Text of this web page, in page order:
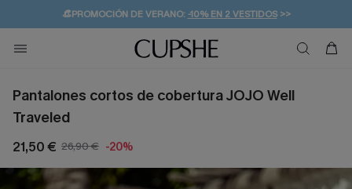
👒PROMOCIÓN DE VERANO:-10% EN 2 VESTIDOS>>
💌¡SUSCRIBIRSE & GANAR -10% EXTRA!
🚚ENVÍO GRATUITO A PARTIR DE 49 € >>
Pantalones cortos de cobertura JOJO Well
Traveled
21,50 € 26,90 € -20%